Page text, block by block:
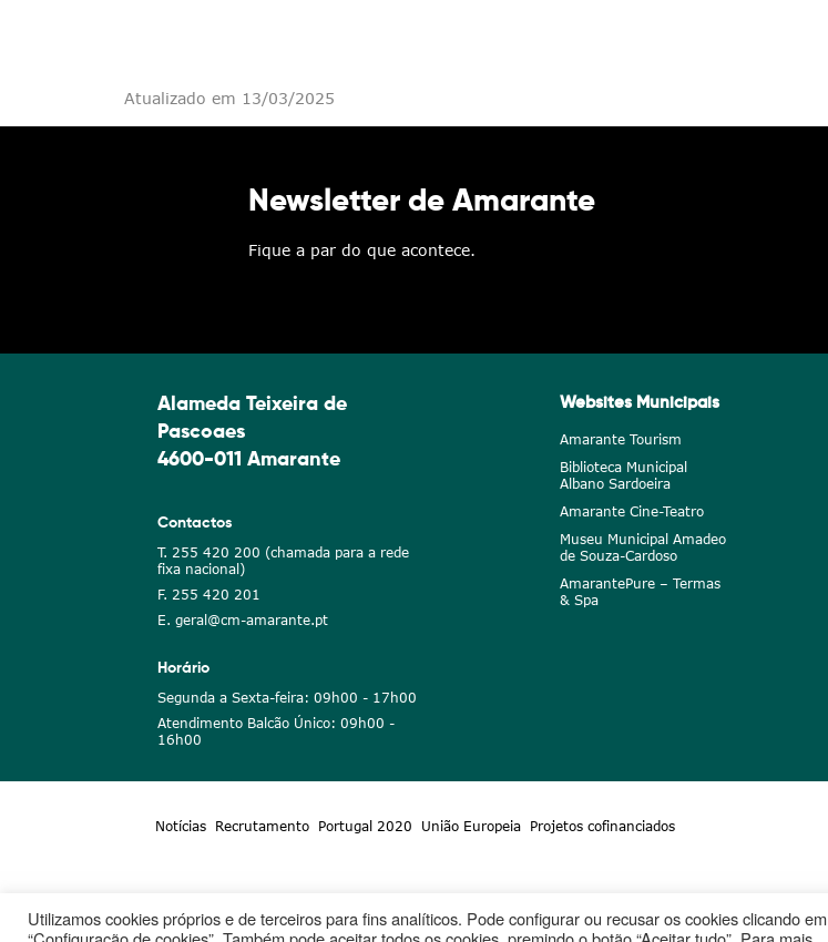
Atualizado em 13/03/2025
Newsletter de Amarante
Fique a par do que acontece.
Alameda Teixeira de
Pascoaes
4600-011 Amarante
Contactos
T. 255 420 200 (chamada para a rede
fixa nacional)
F. 255 420 201
E. geral@cm-amarante.pt
Horário
Segunda a Sexta-feira: 09h00 - 17h00
Atendimento Balcão Único: 09h00 -
16h00
Websites Municipais
Amarante Tourism
Biblioteca Municipal
Albano Sardoeira
Amarante Cine-Teatro
Museu Municipal Amadeo
de Souza-Cardoso
AmarantePure – Termas
& Spa
Notícias Recrutamento Portugal 2020 União Europeia Projetos cofinanciados
Utilizamos cookies próprios e de terceiros para fins analíticos. Pode configurar ou recusar os cookies clicando em